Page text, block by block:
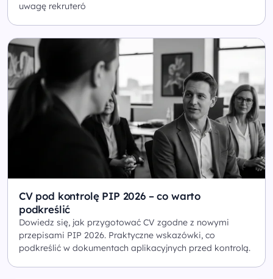
uwagę rekruteró
CV pod kontrolę PIP 2026 – co warto
podkreślić
Dowiedz się, jak przygotować CV zgodne z nowymi
przepisami PIP 2026. Praktyczne wskazówki, co
podkreślić w dokumentach aplikacyjnych przed kontrolą.